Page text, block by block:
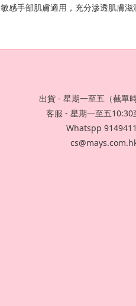
感手部肌膚適用，充分滲透肌膚
出貨 - 星期一至五（截單
客服 - 星期一至五10:30
Whatspp